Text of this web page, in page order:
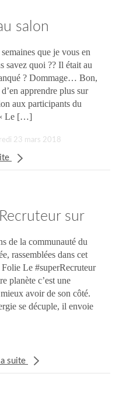
salon
que je vous en
savez quoi ?? Il était au
? Dommage… Bon,
apprendre plus sur
aux participants du
« Le […]
23 mars 2018
sur
de la communauté du
rassemblées dans cet
Le #superRecruteur
planète c’est une
avoir de son côté.
se décuple, il envoie
suite